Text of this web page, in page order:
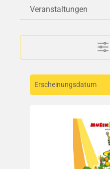
Veranstaltungen